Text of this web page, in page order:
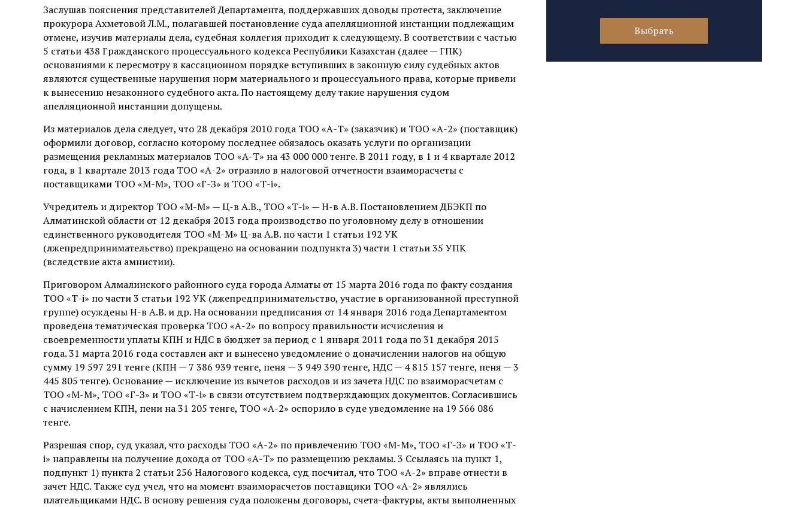
Заслушав пояснения представителей Департамента, поддержавших доводы протеста, заключение
прокурора Ахметовой Л.М., полагавшей постановление суда апелляционной инстанции подлежащим
отмене, изучив материалы дела, судебная коллегия приходит к следующему. В соответствии с частью
5 статьи 438 Гражданского процессуального кодекса Республики Казахстан (далее — ГПК)
основаниями к пересмотру в кассационном порядке вступивших в законную силу судебных актов
являются существенные нарушения норм материального и процессуального права, которые привели
к вынесению незаконного судебного акта. По настоящему делу такие нарушения судом
апелляционной инстанции допущены.
Из материалов дела следует, что 28 декабря 2010 года ТОО «А-Т» (заказчик) и ТОО «А-2» (поставщик)
оформили договор, согласно которому последнее обязалось оказать услуги по организации
размещения рекламных материалов ТОО «А-Т» на 43 000 000 тенге. В 2011 году, в 1 и 4 квартале 2012
года, в 1 квартале 2013 года ТОО «А-2» отразило в налоговой отчетности взаиморасчеты с
поставщиками ТОО «М-М», ТОО «Г-З» и ТОО «Т-і».
Учредитель и директор ТОО «М-М» — Ц-в А.В., ТОО «Т-і» — Н-в А.В. Постановлением ДБЭКП по
Алматинской области от 12 декабря 2013 года производство по уголовному делу в отношении
единственного руководителя ТОО «М-М» Ц-ва А.В. по части 1 статьи 192 УК
(лжепредпринимательство) прекращено на основании подпункта 3) части 1 статьи 35 УПК
(вследствие акта амнистии).
Приговором Алмалинского районного суда города Алматы от 15 марта 2016 года по факту создания
ТОО «Т-і» по части 3 статьи 192 УК (лжепредпринимательство, участие в организованной преступной
группе) осуждены Н-в А.В. и др. На основании предписания от 14 января 2016 года Департаментом
проведена тематическая проверка ТОО «А-2» по вопросу правильности исчисления и
своевременности уплаты КПН и НДС в бюджет за период с 1 января 2011 года по 31 декабря 2015
года. 31 марта 2016 года составлен акт и вынесено уведомление о доначислении налогов на общую
сумму 19 597 291 тенге (КПН — 7 386 939 тенге, пеня — 3 949 390 тенге, НДС — 4 815 157 тенге, пеня — 3
445 805 тенге). Основание — исключение из вычетов расходов и из зачета НДС по взаиморасчетам с
ТОО «М-М», ТОО «Г-З» и ТОО «Т-і» в связи отсутствием подтверждающих документов. Согласившись
с начислением КПН, пени на 31 205 тенге, ТОО «А-2» оспорило в суде уведомление на 19 566 086
тенге.
Разрешая спор, суд указал, что расходы ТОО «А-2» по привлечению ТОО «М-М», ТОО «Г-З» и ТОО «Т-
і» направлены на получение дохода от ТОО «А-Т» по размещению рекламы. 3 Ссылаясь на пункт 1,
подпункт 1) пункта 2 статьи 256 Налогового кодекса, суд посчитал, что ТОО «А-2» вправе отнести в
зачет НДС. Также суд учел, что на момент взаиморасчетов поставщики ТОО «А-2» являлись
плательщиками НДС. В основу решения суда положены договоры, счета-фактуры, акты выполненных
Выбрать